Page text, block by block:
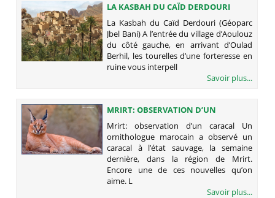
LA KASBAH DU CAÏD DERDOURI
(GÉOPARC JBEL BANI)
La Kasbah du Caïd Derdouri (Géoparc
Jbel Bani) A l’entrée du village d’Aoulouz
du côté gauche, en arrivant d’Oulad
Berhil, les tourelles d’une forteresse en
ruine vous interpell
Savoir plus...
MRIRT: OBSERVATION D’UN
CARACAL
Mrirt: observation d’un caracal Un
ornithologue marocain a observé un
caracal à l’état sauvage, la semaine
dernière, dans la région de Mrirt.
Encore une de ces nouvelles qu’on
aime. L
Savoir plus...